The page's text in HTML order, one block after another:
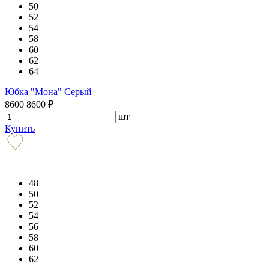
50
52
54
58
60
62
64
Юбка "Мона" Серый
8600 8600 ₽
шт
Купить
48
50
52
54
56
58
60
62